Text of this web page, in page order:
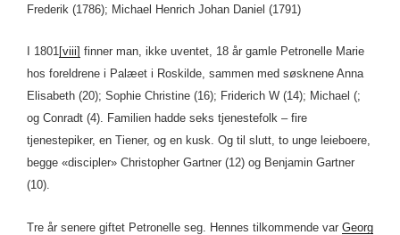
Frederik (1786); Michael Henrich Johan Daniel (1791)
I 1801[viii] finner man, ikke uventet, 18 år gamle Petronelle Marie
hos foreldrene i Palæet i Roskilde, sammen med søsknene Anna
Elisabeth (20); Sophie Christine (16); Friderich W (14); Michael (;
og Conradt (4). Familien hadde seks tjenestefolk – fire
tjenestepiker, en Tiener, og en kusk. Og til slutt, to unge leieboere,
begge «discipler» Christopher Gartner (12) og Benjamin Gartner
(10).
Tre år senere giftet Petronelle seg. Hennes tilkommende var Georg